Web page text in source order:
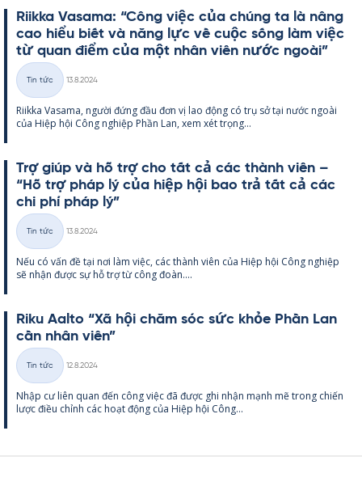
Riikka Va­sama: “Công việc của chúng ta là nâng
cao hiểu biết và năng lực về cuộc sống làm việc
từ quan điểm của một nhân viên nước ngoài”
Thể
loại
Tin tức
13.8.2024
Riikka Va­sama, người đứng đầu đơn vị lao động có trụ sở tại nước ngoài
của Hiệp hội Công ng­hiệp Phần Lan, xem xét trọng...
Trợ giúp và hỗ trợ cho tất cả các thành viên –
“Hỗ trợ pháp lý của hiệp hội bao trả tất cả các
chi phí pháp lý”
Thể
loại
Tin tức
13.8.2024
Nếu có vấn đề tại nơi làm việc, các thành viên của Hiệp hội Công ng­hiệp
sẽ nhận được sự hỗ trợ từ công đoàn....
Riku Aalto “Xã hội chăm sóc sức khỏe Phần Lan
cần nhân viên”
Thể
loại
Tin tức
12.8.2024
Nhập cư liên quan đến công việc đã được ghi nhận mạnh mẽ trong chiến
lược điều chỉnh các hoạt động của Hiệp hội Công...